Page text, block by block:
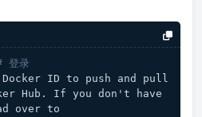
登录
ID to push and pull
Hub. If you don't have
over to